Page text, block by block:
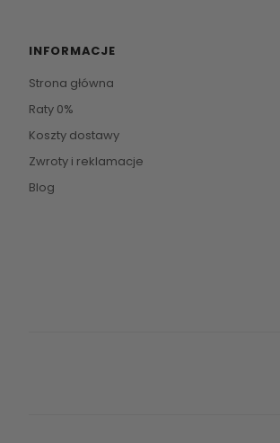
INFORMACJE
Strona główna
Raty 0%
Koszty dostawy
Zwroty i reklamacje
Blog